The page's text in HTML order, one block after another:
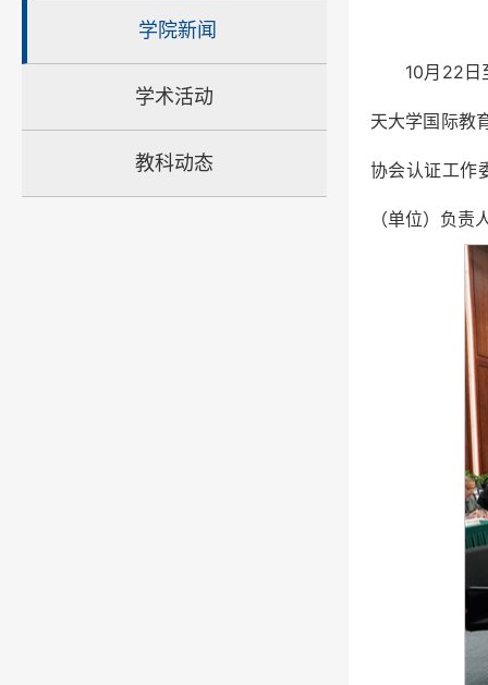
学院新闻
学术活动
教科动态
10月22日
天大学国际教
协会认证工作
（单位）负